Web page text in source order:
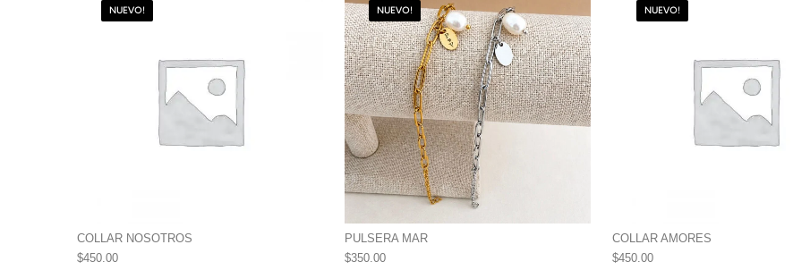
NUEVO!
COLLAR NOSOTROS
$450.00
NUEVO!
PULSERA MAR
$350.00
NUEVO!
COLLAR AMORES
$450.00